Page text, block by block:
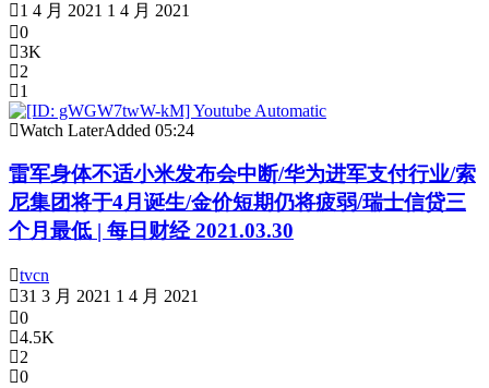
1 4 月 2021 1 4 月 2021
0
3K
2
1
Watch LaterAdded 05:24
雷军身体不适小米发布会中断/华为进军支付行业/索
尼集团将于4月诞生/金价短期仍将疲弱/瑞士信贷三
个月最低 | 每日财经 2021.03.30
tvcn
31 3 月 2021 1 4 月 2021
0
4.5K
2
0